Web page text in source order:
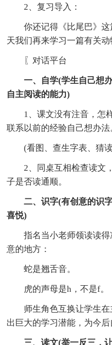
2、复习导入：
你还记得《比尾巴》
天我们再来学习一篇有关动
〖对话平台
一、自学(学生自己想
自主阅读的能力)
1、课文没有注音，怎
联系以前的经验自己想办法
(看图、查生字表、猜
2、同桌互相检查读文
子是否读通顺。
二、识字(有创意的识
喜悦)
指名当小老师领读读
意的地方：
蛇是翘舌音。
虎的声母是h，不是f。
师生角色互换让学生
出巨大的学习潜能，为今后
三、读文(举一反三，